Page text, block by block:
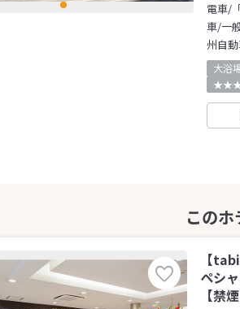
電車/
車/一
州自
大浴
【
ペシ
【禁